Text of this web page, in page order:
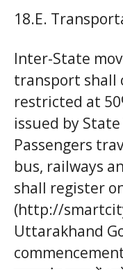
18.E.
Inter-State
transport shall
restricted at
issued by
Passengers
bus, railways
shall register
(http://
Uttarakhand